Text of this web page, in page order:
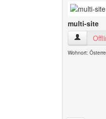
multi-site
multi-site
Wohnort: